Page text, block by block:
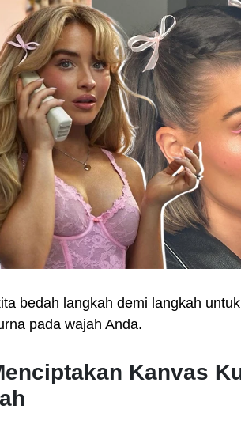
bedah langkah demi langkah
pada wajah Anda.
Kanvas